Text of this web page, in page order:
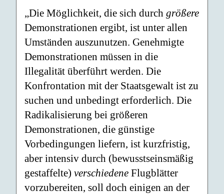
„Die Möglichkeit, die sich durch größere
Demonstrationen ergibt, ist unter allen
Umständen auszunutzen. Genehmigte
Demonstrationen müssen in die
Illegalität überführt werden. Die
Konfrontation mit der Staatsgewalt ist zu
suchen und unbedingt erforderlich. Die
Radikalisierung bei größeren
Demonstrationen, die günstige
Vorbedingungen liefern, ist kurzfristig,
aber intensiv durch (bewusstseinsmäßig
gestaffelte) verschiedene Flugblätter
vorzubereiten, soll doch einigen an der